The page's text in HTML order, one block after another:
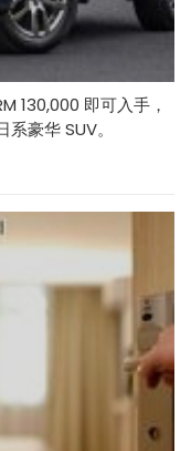
130,000 即可入手，
豪华 SUV。